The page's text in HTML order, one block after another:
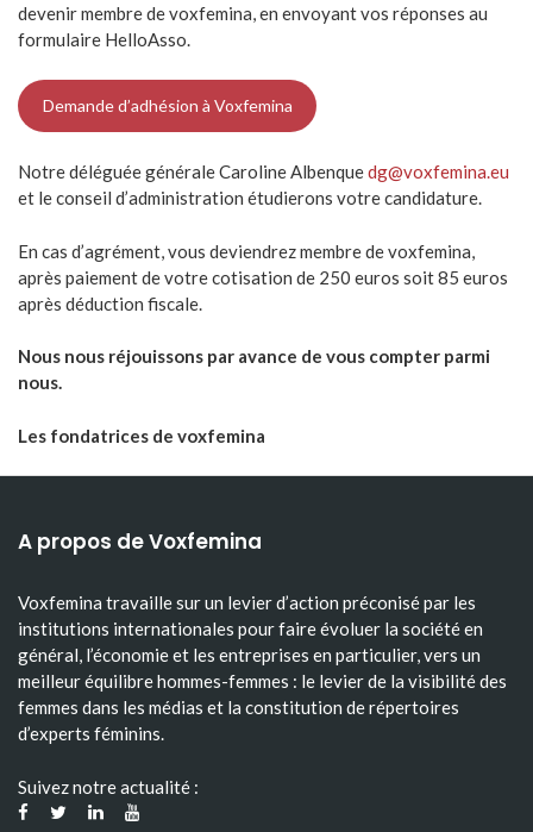
devenir membre de voxfemina, en envoyant vos réponses au
formulaire HelloAsso.
Demande d’adhésion à Voxfemina
Notre déléguée générale Caroline Albenquedg@voxfemina.eu
et le conseil d’administration étudierons votre candidature.
En cas d’agrément, vous deviendrez membre de voxfemina,
après paiement de votre cotisation de 250 euros soit 85 euros
après déduction fiscale.
Nous nous réjouissons par avance de vous compter parmi
nous.
Les fondatrices de voxfemina
A propos de Voxfemina
Voxfemina travaille sur un levier d’action préconisé par les
institutions internationales pour faire évoluer la société en
général, l’économie et les entreprises en particulier, vers un
meilleur équilibre hommes-femmes : le levier de la visibilité des
femmes dans les médias et la constitution de répertoires
d’experts féminins.
Suivez notre actualité :